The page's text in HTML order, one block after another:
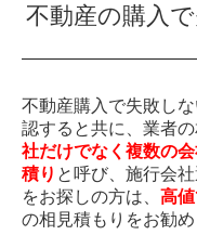
不動産の購入
不動産購入で失敗し
認すると共に、業者
社だけでなく複数の
積り と呼び、施行会
をお探しの方は、 高
の相見積もりをお勧め